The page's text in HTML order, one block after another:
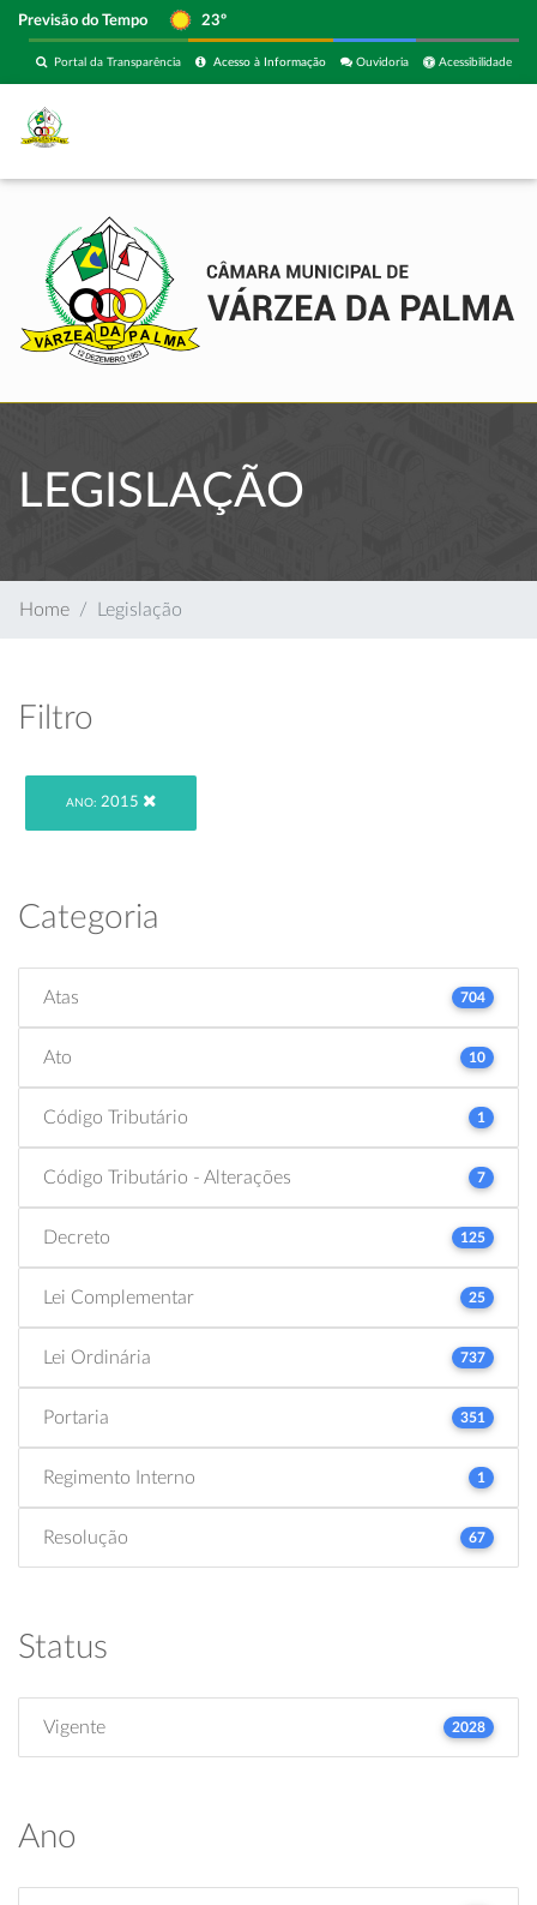
Previsão do Tempo 23º
Acessibilidade
Ouvidoria
Acesso à Informação
Portal da Transparência
LEGISLAÇÃO
Home Legislação
Filtro
ANO: 2015
Categoria
Atas 704
Ato 10
Código Tributário 1
Código Tributário - Alterações 7
Decreto 125
Lei Complementar 25
Lei Ordinária 737
Portaria 351
Regimento Interno 1
Resolução 67
Status
Vigente 2028
Ano